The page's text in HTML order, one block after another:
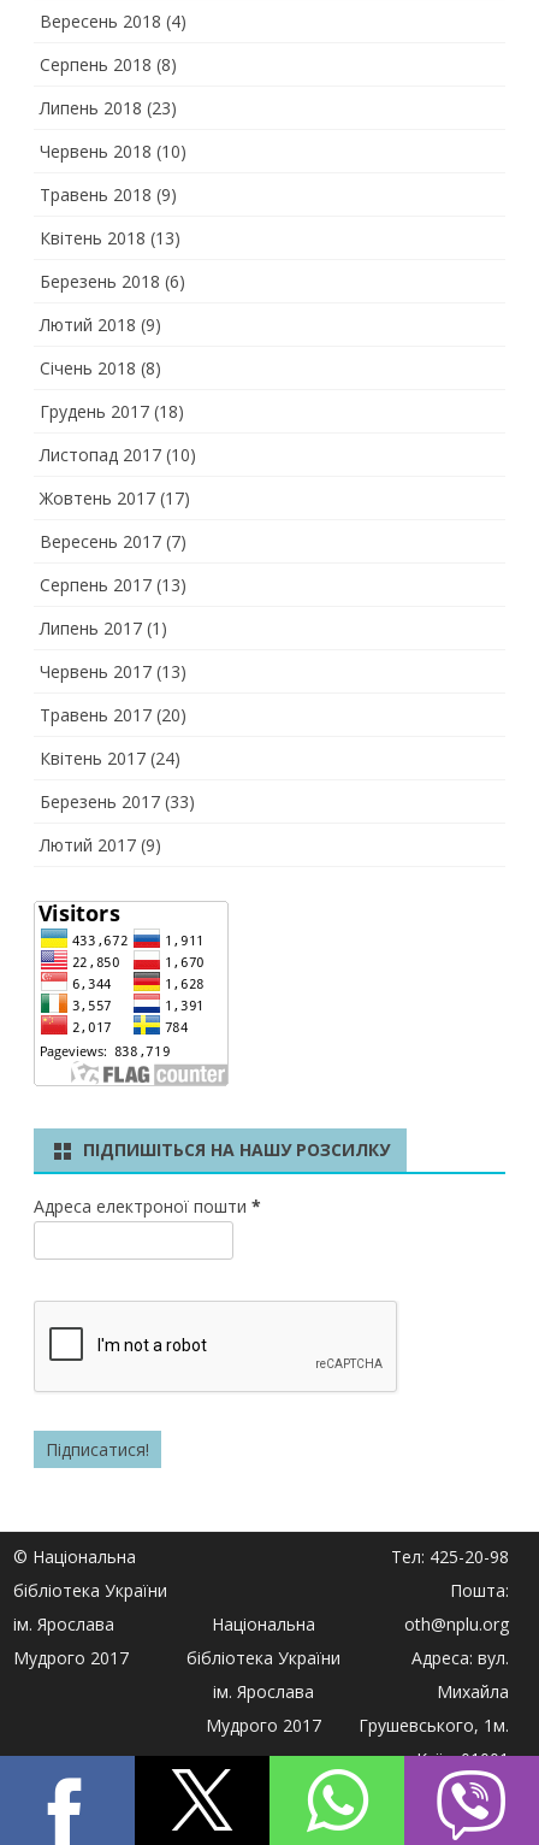
Вересень 2018 (4)
Серпень 2018 (8)
Липень 2018 (23)
Червень 2018 (10)
Травень 2018 (9)
Квітень 2018 (13)
Березень 2018 (6)
Лютий 2018 (9)
Січень 2018 (8)
Грудень 2017 (18)
Листопад 2017 (10)
Жовтень 2017 (17)
Вересень 2017 (7)
Серпень 2017 (13)
Липень 2017 (1)
Червень 2017 (13)
Травень 2017 (20)
Квітень 2017 (24)
Березень 2017 (33)
Лютий 2017 (9)
ПІДПИШІТЬСЯ НА НАШУ РОЗСИЛКУ
Адреса електроної пошти *
© Національна
бібліотека України
ім. Ярослава
Мудрого 2017
Національна
бібліотека України
ім. Ярослава
Мудрого 2017
Тел: 425-20-98
Пошта:
oth@nplu.org
Адреса: вул.
Михайла
Грушевського, 1м.
Київ, 01001